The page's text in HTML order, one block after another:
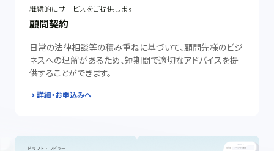
継続的にサービスをご提供します
顧問契約
日常の法律相談等の積み重ねに基づいて、顧問先様のビジ
ネスへの理解があるため、短期間で適切なアドバイスを提
供することができます。
詳細・お申込みへ